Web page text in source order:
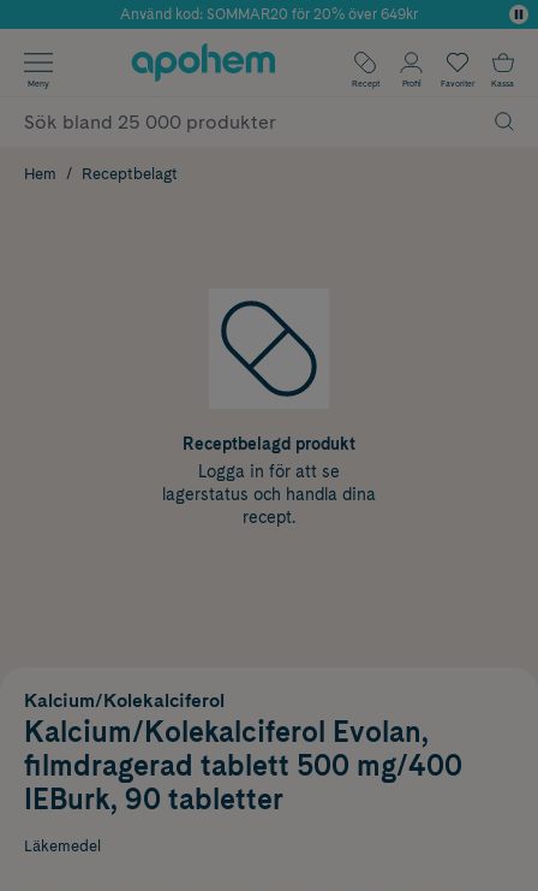
Årets Butik 2025 inom Skönhet
Använd kod: SOMMAR20 för 20% över 649kr
✓ Fri frakt
✓ Poäng på alla köp*
Meny Recept Profil Favoriter Kassa
Hem Receptbelagt
Receptbelagd produkt
Logga in för att se
lagerstatus och handla dina
recept.
Kalcium/Kolekalciferol
Kalcium/Kolekalciferol Evolan,
filmdragerad tablett 500 mg/400
IEBurk, 90 tabletter
Läkemedel